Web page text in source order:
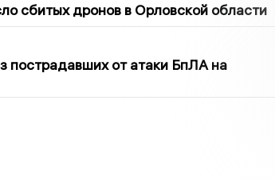
сбитых дронов в Орловской области
пострадавших от атаки БпЛА на